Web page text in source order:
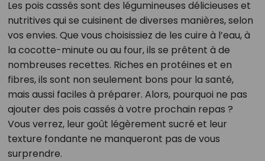
Les pois cassés sont des légumineuses délicieuses et
nutritives qui se cuisinent de diverses manières, selon
vos envies. Que vous choisissiez de les cuire à l’eau, à
la cocotte-minute ou au four, ils se prêtent à de
nombreuses recettes. Riches en protéines et en
fibres, ils sont non seulement bons pour la santé,
mais aussi faciles à préparer. Alors, pourquoi ne pas
ajouter des pois cassés à votre prochain repas ?
Vous verrez, leur goût légèrement sucré et leur
texture fondante ne manqueront pas de vous
surprendre.